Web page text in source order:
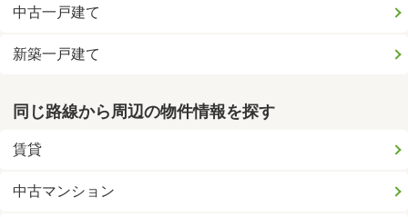
中古一戸建て
新築一戸建て
同じ路線から周辺の物件情報を探す
賃貸
中古マンション